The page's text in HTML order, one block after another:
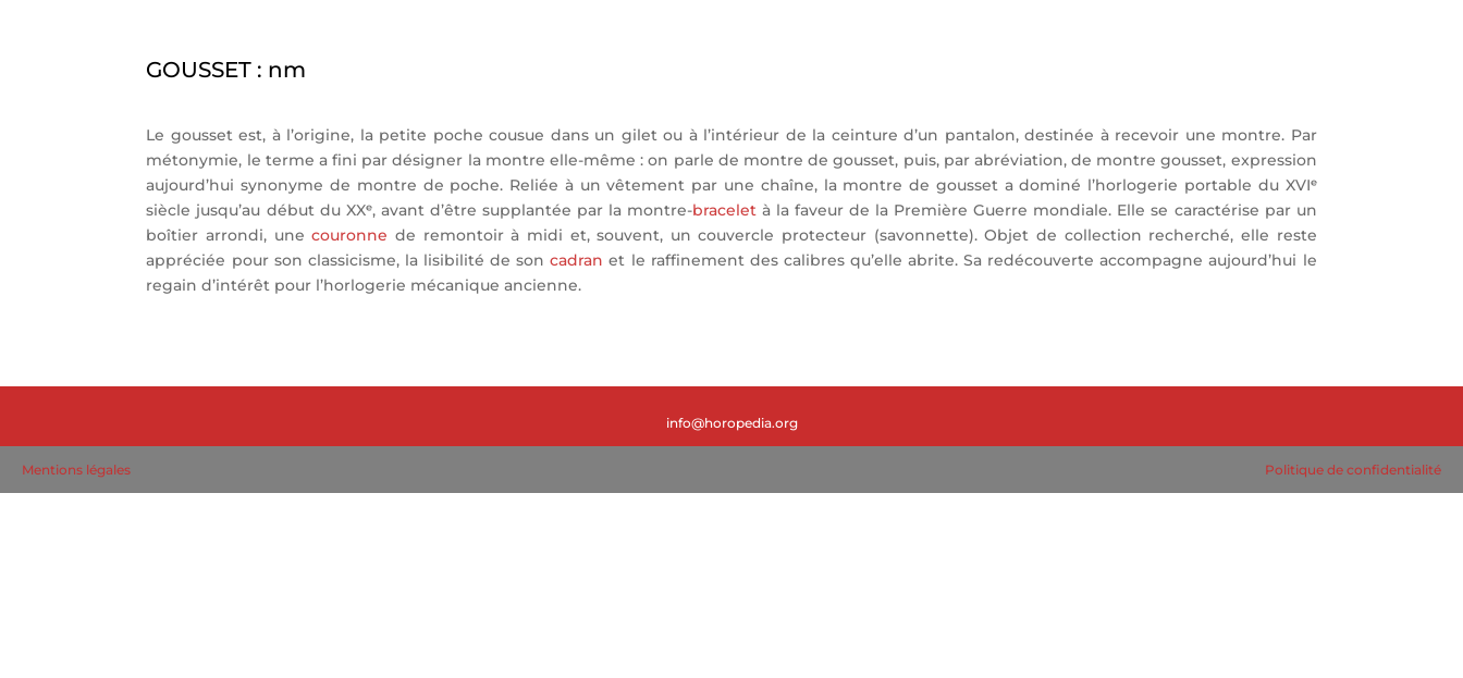
GOUSSET : nm
Le gousset est, à l’origine, la petite poche cousue dans un gilet ou à l’intérieur de la ceinture d’un pantalon, destinée à recevoir une montre. Par
métonymie, le terme a fini par désigner la montre elle-même : on parle de montre de gousset, puis, par abréviation, de montre gousset, expression
aujourd’hui synonyme de montre de poche. Reliée à un vêtement par une chaîne, la montre de gousset a dominé l’horlogerie portable du XVIᵉ
siècle jusqu’au début du XXᵉ, avant d’être supplantée par la montre-braceletà la faveur de la Première Guerre mondiale. Elle se caractérise par un
boîtier arrondi, unecouronne de remontoir à midi et, souvent, un couvercle protecteur (savonnette). Objet de collection recherché, elle reste
appréciée pour son classicisme, la lisibilité de soncadran et le raffinement des calibres qu’elle abrite. Sa redécouverte accompagne aujourd’hui le
regain d’intérêt pour l’horlogerie mécanique ancienne.
info@horopedia.org
Mentions légales Politique de confidentialité